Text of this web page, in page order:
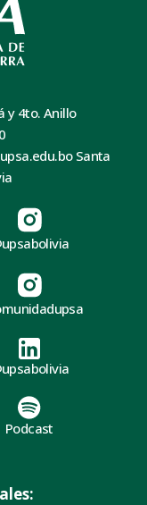
y 4to. Anillo
Santa
Podcast